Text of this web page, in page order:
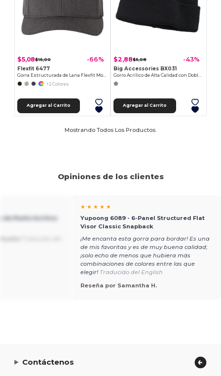
$5,08$15,00 -66%
Flexfit 6477
+2 Colores
Agregar al Carrito
$2,88$5,08 -43%
Big Accessories BX031
Agregar al Carrito
Mostrando Todos Los Productos.
Opiniones de los clientes
de Punto Acrílico
★ ★ ★ ★ ★
Yupoong 6089 - 6-Panel Structured Flat
Visor Classic Snapback
¡Me encanta esta gorra para bordar! Es una
de mis favoritas y es de muy buena calidad;
¡solo echo de menos que hubiera más
combinaciones de colores entre las que
elegir! Traducido del English
Reseña por Samantha H.
Contáctenos